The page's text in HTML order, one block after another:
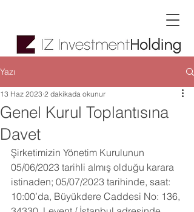
Yazı
Genel Kurul Toplantısına
Davet
13 Haz 2023 2 dakikada okunur
Şirketimizin Yönetim Kurulunun
05/06/2023 tarihli almış olduğu karara
istinaden; 05/07/2023 tarihinde, saat:
10:00’da, Büyükdere Caddesi No: 136,